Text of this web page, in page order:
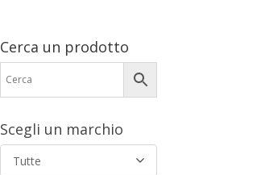
Cerca un prodotto
Scegli un marchio
Tutte